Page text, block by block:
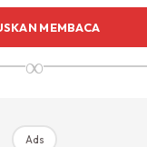
MEMBACA
∞
Ads